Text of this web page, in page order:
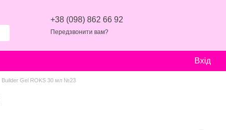
+38 (098) 862 66 92
Передзвонити вам?
Вхід
Builder Gel ROKS 30 мл №23